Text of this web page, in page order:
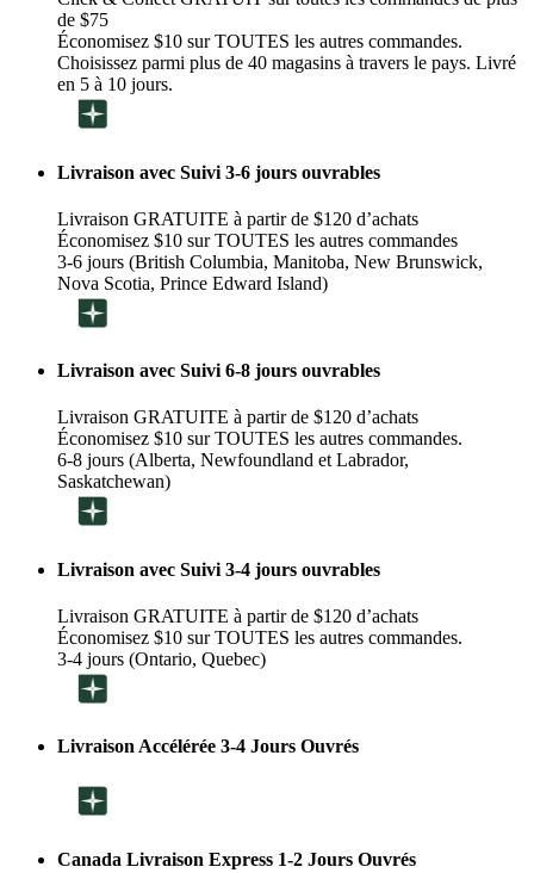
de $75
Économisez $10 sur TOUTES les autres commandes.
Choisissez parmi plus de 40 magasins à travers le pays. Livré
en 5 à 10 jours.
Livraison avec Suivi 3-6 jours ouvrables
Livraison GRATUITE à partir de $120 d’achats
Économisez $10 sur TOUTES les autres commandes
3-6 jours (British Columbia, Manitoba, New Brunswick,
Nova Scotia, Prince Edward Island)
Livraison avec Suivi 6-8 jours ouvrables
Livraison GRATUITE à partir de $120 d’achats
Économisez $10 sur TOUTES les autres commandes.
6-8 jours (Alberta, Newfoundland et Labrador,
Saskatchewan)
Livraison avec Suivi 3-4 jours ouvrables
Livraison GRATUITE à partir de $120 d’achats
Économisez $10 sur TOUTES les autres commandes.
3-4 jours (Ontario, Quebec)
Livraison Accélérée 3-4 Jours Ouvrés
Canada Livraison Express 1-2 Jours Ouvrés